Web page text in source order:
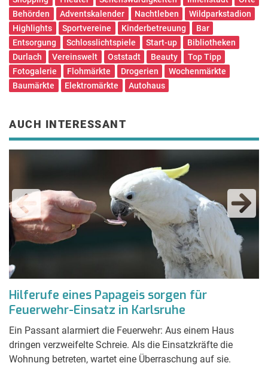
Behörden
Adventskalender Nachtleben
Wildparkstadion
Highlights
Sportvereine Kinderbetreuung
Bar
Entsorgung
Schlosslichtspiele Start-up
Bibliotheken
Durlach
Vereinswelt Oststadt Beauty
Top Tipp
Fotogalerie
Flohmärkte Drogerien
Wochenmärkte
Baumärkte
Elektromärkte Autohaus
AUCH INTERESSANT
Hilferufe eines Papageis sorgen für
Feuerwehr-Einsatz in Karlsruhe
Ein Passant alarmiert die Feuerwehr: Aus einem Haus
dringen verzweifelte Schreie. Als die Einsatzkräfte die
Wohnung betreten, wartet eine Überraschung auf sie.